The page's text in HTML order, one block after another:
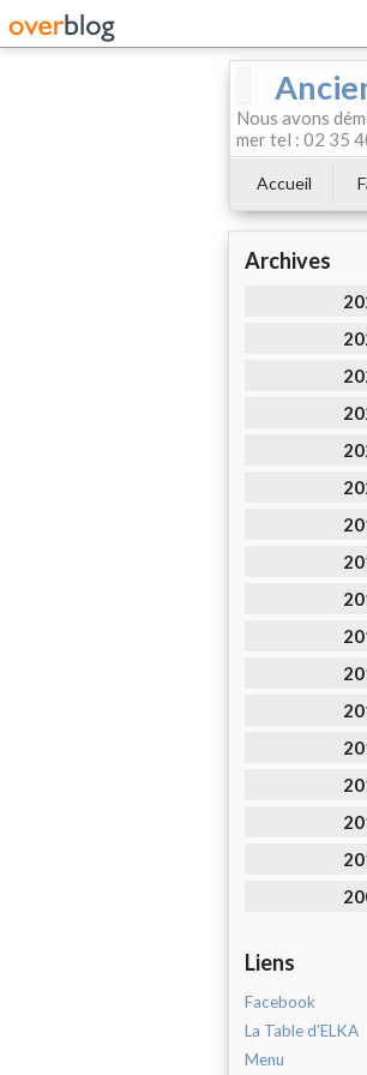
Nous avons
mer tel : 02 35
Accueil
Archives
Liens
Facebook
La Table d'ELKA
Menu